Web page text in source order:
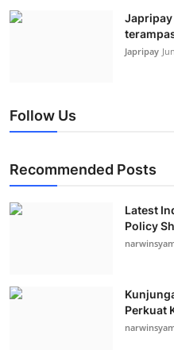
Japripay
Follow Us
Recommended Posts
Latest
Policy
Perkuat